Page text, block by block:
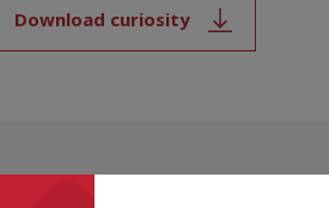
Download curiosity
Note, the link will